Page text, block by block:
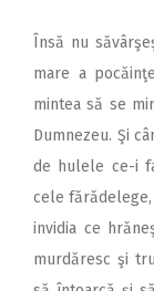
Însă nu
mare a
mintea să se
Dumnezeu. Şi
de hulele ce-i
cele
invidia ce
murdăresc şi